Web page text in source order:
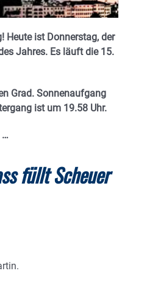
Heute ist Donnerstag, der
Jahres. Es läuft die 15.
Grad. Sonnenaufgang
ist um 19.58 Uhr.
…
füllt Scheuer